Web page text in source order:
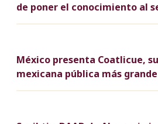
de poner el conocimiento al
México presenta Coatlicue,
mexicana pública más